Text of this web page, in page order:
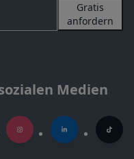
Gratis
anfordern
Medien